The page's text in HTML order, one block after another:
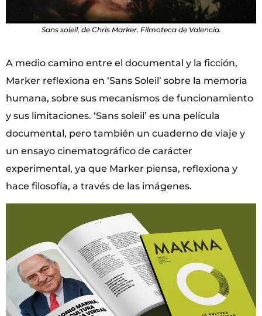
Sans soleil, de Chris Marker. Filmoteca de Valencia.
A medio camino entre el documental y la ficción,
Marker reflexiona en ‘Sans Soleil’ sobre la memoria
humana, sobre sus mecanismos de funcionamiento
y sus limitaciones. ‘Sans soleil’ es una película
documental, pero también un cuaderno de viaje y
un ensayo cinematográfico de carácter
experimental, ya que Marker piensa, reflexiona y
hace filosofía, a través de las imágenes.